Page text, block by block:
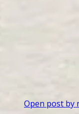
Open post by